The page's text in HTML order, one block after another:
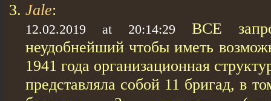
Jale:
12.02.2019 at 20:14:29
ВСЕ
неудобнейший чтобы иметь
1941 года организационная
представляла собой 11 бригад, в